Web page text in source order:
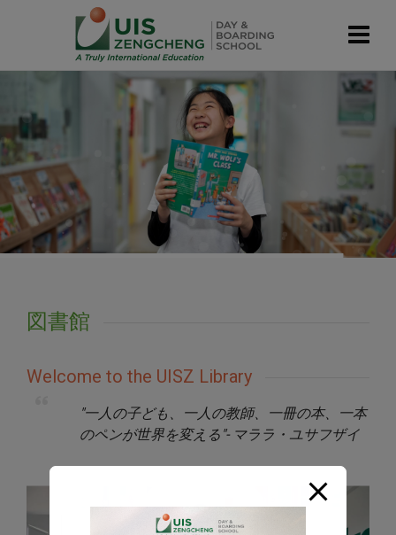
図書館
Welcome to the UISZ Library
"一人の子ども、一人の教師、一冊の本、一本
のペンが世界を変える"- マララ・ユサフザイ